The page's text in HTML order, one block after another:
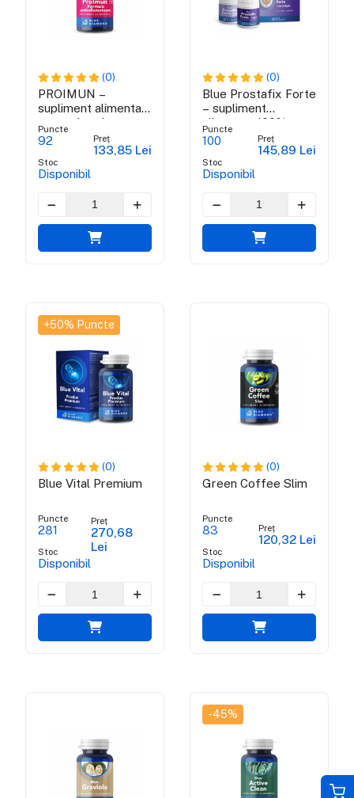
(0)
PROIMUN –
supliment alimentar
pentru intarirea
imunitatii
Puncte
92
Stoc
Disponibil
Preț
133,85 Lei
(0)
Blue Prostafix Forte
– supliment
alimentar 100%
NATURAL
Puncte
100
Stoc
Disponibil
Preț
145,89 Lei
+50% Puncte
(0)
Blue Vital Premium
Puncte
281
Stoc
Disponibil
Preț
270,68
Lei
(0)
Green Coffee Slim
Puncte
83
Stoc
Disponibil
Preț
120,32 Lei
-45%